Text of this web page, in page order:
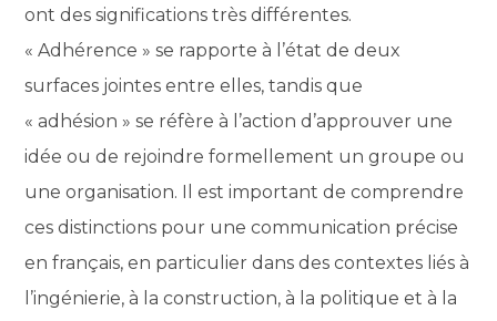
ont des significations très différentes.
« Adhérence » se rapporte à l’état de deux
surfaces jointes entre elles, tandis que
« adhésion » se réfère à l’action d’approuver une
idée ou de rejoindre formellement un groupe ou
une organisation. Il est important de comprendre
ces distinctions pour une communication précise
en français, en particulier dans des contextes liés à
l’ingénierie, à la construction, à la politique et à la